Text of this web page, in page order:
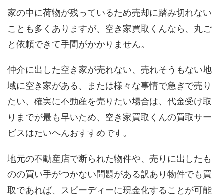
家の中に荷物が残っているため売却に踏み切れない
ことも多くありますが、空き家買取くんなら、丸ご
と依頼できて手間がかかりません。
仲介に出した空き家が売れない、売れそうもない地
域に空き家がある、または様々な事情で急ぎで売り
たい、確実に不動産を売りたい場合は、代金受け取
りまでが最も早いため、空き家買取くんの買取サー
ビスはたいへんおすすめです。
地元の不動産店で断られた物件や、売りに出したも
のの買い手がつかない問題がある訳あり物件でも買
取であれば、スピーディーに現金化することが可能